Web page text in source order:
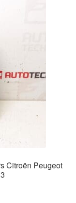
Citroën Peugeot